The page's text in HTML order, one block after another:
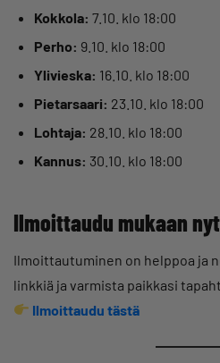
Kokkola: 7.10. klo 18:00
Perho: 9.10. klo 18:00
Ylivieska: 16.10. klo 18:00
Pietarsaari: 23.10. klo 18:00
Lohtaja: 28.10. klo 18:00
Kannus: 30.10. klo 18:00
Ilmoittaudu mukaan
Ilmoittautuminen on helppoa ja
linkkiä ja varmista paikkasi
Ilmoittaudu tästä